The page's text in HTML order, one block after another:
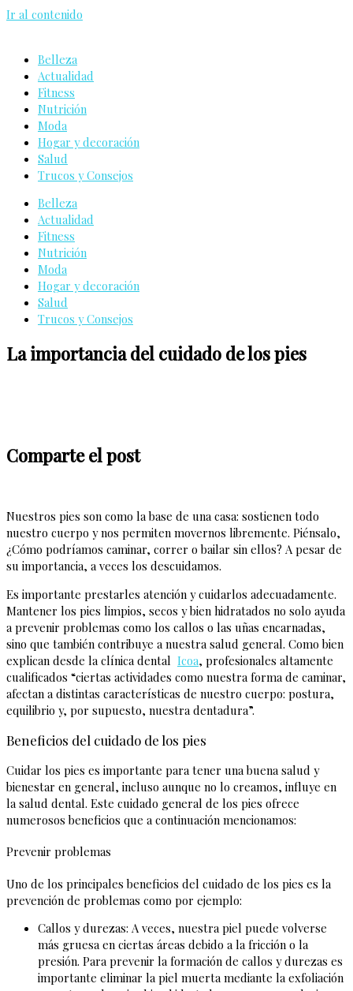
Ir al contenido
Belleza
Actualidad
Fitness
Nutrición
Moda
Hogar y decoración
Salud
Trucos y Consejos
Belleza
Actualidad
Fitness
Nutrición
Moda
Hogar y decoración
Salud
Trucos y Consejos
La importancia del cuidado de los pies
Comparte el post
Nuestros pies son como la base de una casa: sostienen todo
nuestro cuerpo y nos permiten movernos libremente. Piénsalo,
¿Cómo podríamos caminar, correr o bailar sin ellos? A pesar de
su importancia, a veces los descuidamos.
Es importante prestarles atención y cuidarlos adecuadamente.
Mantener los pies limpios, secos y bien hidratados no solo ayuda
a prevenir problemas como los callos o las uñas encarnadas,
sino que también contribuye a nuestra salud general. Como bien
explican desde la clínica dental Icoa, profesionales altamente
cualificados “ciertas actividades como nuestra forma de caminar,
afectan a distintas características de nuestro cuerpo: postura,
equilibrio y, por supuesto, nuestra dentadura”.
Beneficios del cuidado de los pies
Cuidar los pies es importante para tener una buena salud y
bienestar en general, incluso aunque no lo creamos, influye en
la salud dental. Este cuidado general de los pies ofrece
numerosos beneficios que a continuación mencionamos:
Prevenir problemas
Uno de los principales beneficios del cuidado de los pies es la
prevención de problemas como por ejemplo:
Callos y durezas: A veces, nuestra piel puede volverse
más gruesa en ciertas áreas debido a la fricción o la
presión. Para prevenir la formación de callos y durezas es
importante eliminar la piel muerta mediante la exfoliación